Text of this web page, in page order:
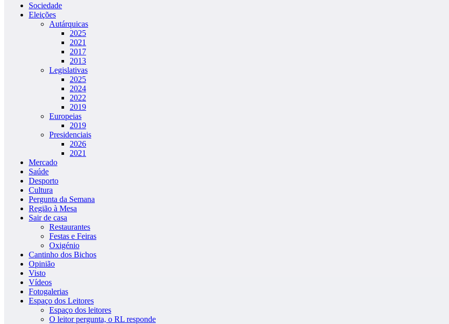
Sociedade
Eleições
Autárquicas
2025
2021
2017
2013
Legislativas
2025
2024
2022
2019
Europeias
2019
Presidenciais
2026
2021
Mercado
Saúde
Desporto
Cultura
Pergunta da Semana
Região à Mesa
Sair de casa
Restaurantes
Festas e Feiras
Oxigénio
Cantinho dos Bichos
Opinião
Visto
Vídeos
Fotogalerias
Espaço dos Leitores
Espaço dos leitores
O leitor pergunta, o RL responde